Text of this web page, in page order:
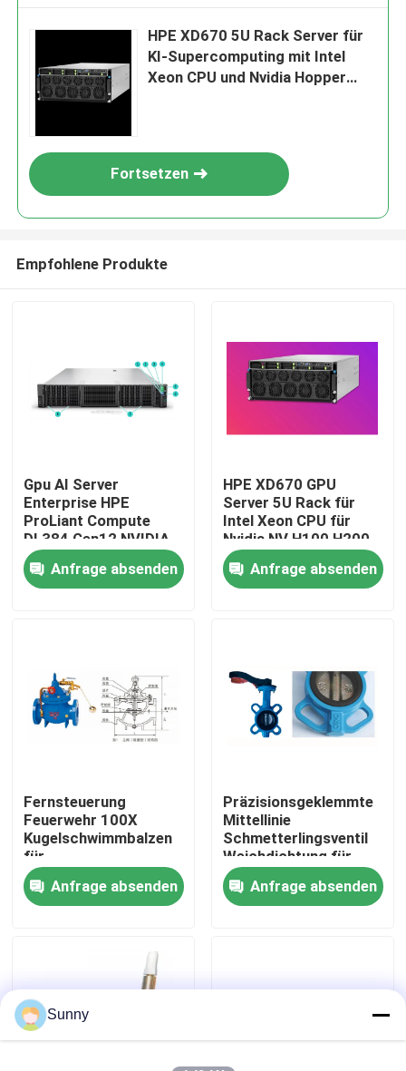
Zu Hause
Über uns
Qualitätskontrolle
Kontakt mit uns
internationale Frachtversendendienstleistungen
HPE XD670 5U Rack Server für
KI-Supercomputing mit Intel
Xeon CPU und Nvidia Hopper
Fortsetzen
Empfohlene Produkte
Gpu AI Server
Enterprise HPE
ProLiant Compute
DL384 Gen12 NVIDIA
GH200 NVL2
Kostenlose
Berechnung Private
Anfrage absenden
HPE XD670 GPU
Server 5U Rack für
Intel Xeon CPU für
Nvidia NV H100 H200
H800 PCIE/SXM Nvlink
AI Supercomputing
Case
Anfrage absenden
Fernsteuerung
Feuerwehr 100X
Kugelschwimmbalzen
für
Wassermanagement
Anfrage absenden
Präzisionsgeklemmte
Mittellinie
Schmetterlingsventil
Weichdichtung für
eine genaue
Strömungsregelung
Anfrage absenden
Sunny